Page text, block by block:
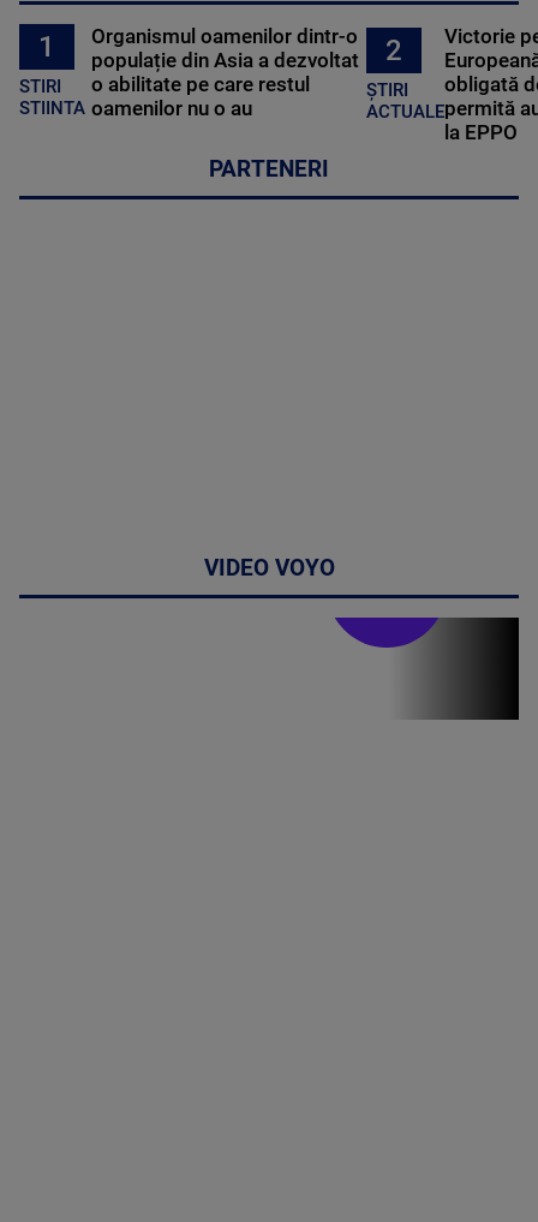
1
STIRI
STIINTA
Organismul oamenilor dintr-o
populație din Asia a dezvoltat
o abilitate pe care restul
oamenilor nu o au
2
ȘTIRI
ACTUALE
Victorie
obligată
permită
la EPPO
PARTENERI
VIDEO VOYO